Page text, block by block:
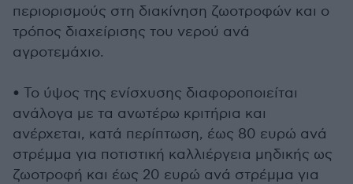
περιορισμούς στη διακίνηση ζωοτροφών και ο
τρόπος διαχείρισης του νερού ανά
αγροτεμάχιο.
• Το ύψος της ενίσχυσης διαφοροποιείται
ανάλογα με τα ανωτέρω κριτήρια και
ανέρχεται, κατά περίπτωση, έως 80 ευρώ ανά
στρέμμα για ποτιστική καλλιέργεια μηδικής ως
ζωοτροφή και έως 20 ευρώ ανά στρέμμα για